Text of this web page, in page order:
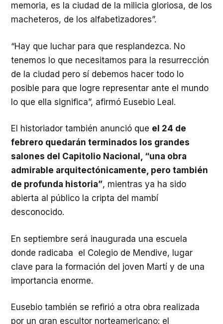
memoria, es la ciudad de la milicia gloriosa, de los
macheteros, de los alfabetizadores”.
“Hay que luchar para que resplandezca. No
tenemos lo que necesitamos para la resurrección
de la ciudad pero sí debemos hacer todo lo
posible para que logre representar ante el mundo
lo que ella significa”, afirmó Eusebio Leal.
El historiador también anunció que el 24 de
febrero quedarán terminados los grandes
salones del Capitolio Nacional, “una obra
admirable arquitectónicamente, pero también
de profunda historia”, mientras ya ha sido
abierta al público la cripta del mambí
desconocido.
En septiembre será inaugurada una escuela
donde radicaba el Colegio de Mendive, lugar
clave para la formación del joven Martí y de una
importancia enorme.
Eusebio también se refirió a otra obra realizada
por un gran escultor norteamericano: el